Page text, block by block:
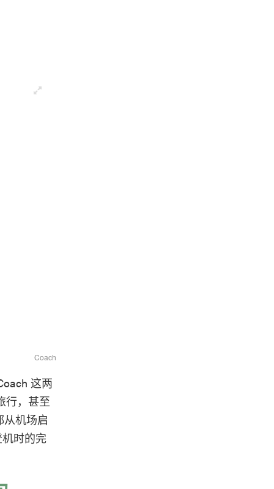
Coach
这两
行，甚至
机场启
时的完